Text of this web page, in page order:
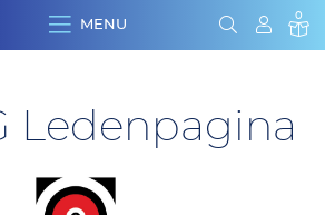
MENU
0
Ledenpagina